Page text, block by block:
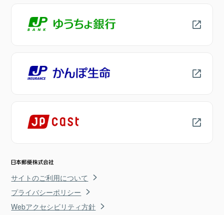
サイトのご利用について
プライバシーポリシー
Webアクセシビリティ方針